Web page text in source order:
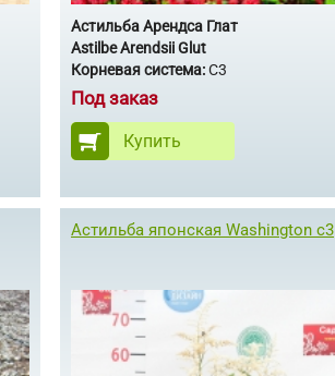
Астильба Арендса Глат
Astilbe Arendsii Glut
Корневая система:С3
Под заказ
Купить
Астильба японская Washington с3